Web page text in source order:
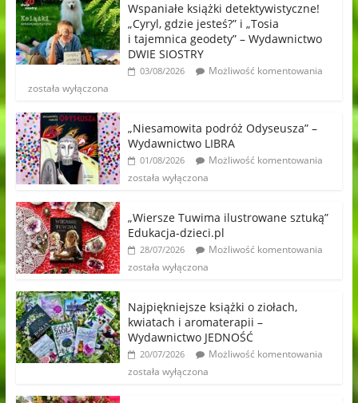
Wspaniałe książki detektywistyczne!
„Cyryl, gdzie jesteś?” i „Tosia
i tajemnica geodety” – Wydawnictwo
DWIE SIOSTRY
03/08/2026
Możliwość komentowania
została wyłączona
„Niesamowita podróż Odyseusza” –
Wydawnictwo LIBRA
01/08/2026
Możliwość komentowania
została wyłączona
„Wiersze Tuwima ilustrowane sztuką”
Edukacja-dzieci.pl
28/07/2026
Możliwość komentowania
została wyłączona
Najpiękniejsze książki o ziołach,
kwiatach i aromaterapii –
Wydawnictwo JEDNOŚĆ
20/07/2026
Możliwość komentowania
została wyłączona